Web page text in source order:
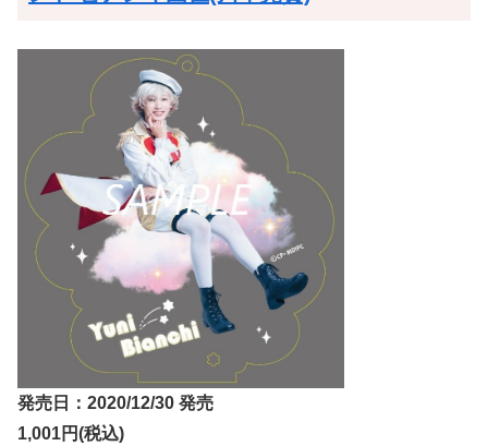
発売日：2020/12/30 発売
1,001円(税込)